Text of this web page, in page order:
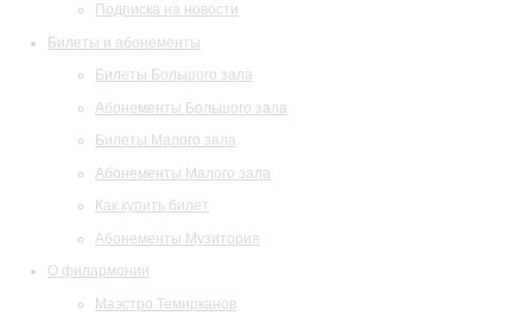
Подписка на новости
Билеты и абонементы
Билеты Большого зала
Абонементы Большого зала
Билеты Малого зала
Абонементы Малого зала
Как купить билет
Абонементы Музитория
О филармонии
Маэстро Темирканов